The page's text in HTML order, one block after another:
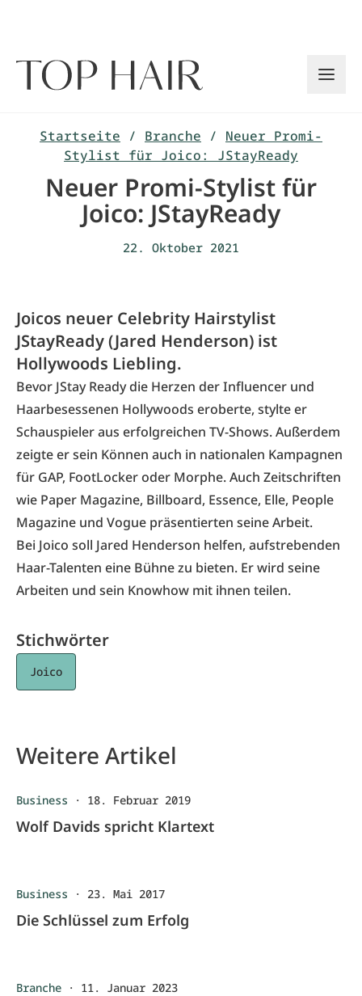
Startseite / Branche / Neuer Promi-
Stylist für Joico: JStayReady
Neuer Promi-Stylist für
Joico: JStayReady
22. Oktober 2021
Joicos neuer Celebrity Hairstylist
JStayReady (Jared Henderson) ist
Hollywoods Liebling.
Bevor JStay Ready die Herzen der Influencer und
Haarbesessenen Hollywoods eroberte, stylte er
Schauspieler aus erfolgreichen TV-Shows. Außerdem
zeigte er sein Können auch in nationalen Kampagnen
für GAP, FootLocker oder Morphe. Auch Zeitschriften
wie Paper Magazine, Billboard, Essence, Elle, People
Magazine und Vogue präsentierten seine Arbeit.
Bei Joico soll Jared Henderson helfen, aufstrebenden
Haar-Talenten eine Bühne zu bieten. Er wird seine
Arbeiten und sein Knowhow mit ihnen teilen.
Stichwörter
Joico
Weitere Artikel
Business · 18. Februar 2019
Wolf Davids spricht Klartext
Business · 23. Mai 2017
Die Schlüssel zum Erfolg
Branche · 11. Januar 2023